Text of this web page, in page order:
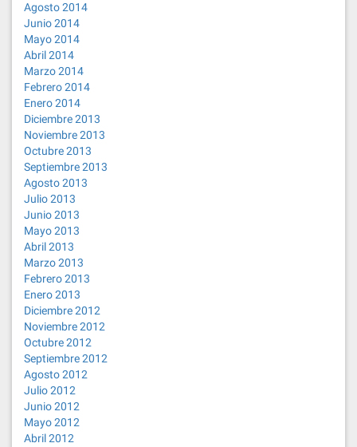
Agosto 2014
Junio 2014
Mayo 2014
Abril 2014
Marzo 2014
Febrero 2014
Enero 2014
Diciembre 2013
Noviembre 2013
Octubre 2013
Septiembre 2013
Agosto 2013
Julio 2013
Junio 2013
Mayo 2013
Abril 2013
Marzo 2013
Febrero 2013
Enero 2013
Diciembre 2012
Noviembre 2012
Octubre 2012
Septiembre 2012
Agosto 2012
Julio 2012
Junio 2012
Mayo 2012
Abril 2012